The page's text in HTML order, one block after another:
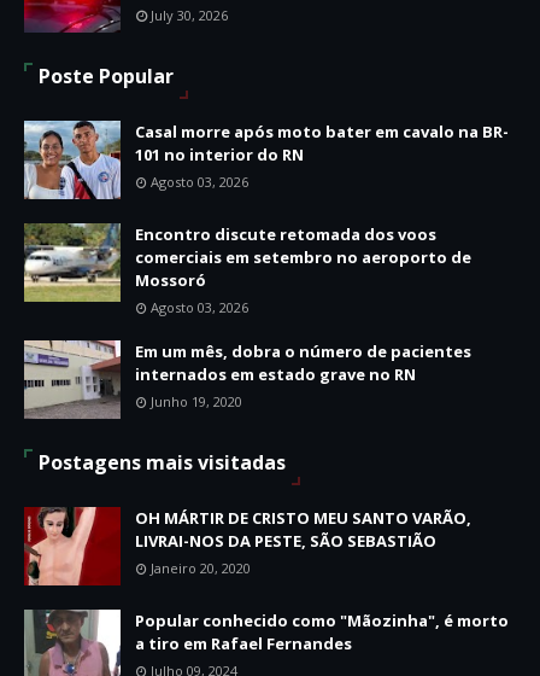
July 30, 2026
Poste Popular
Casal morre após moto bater em cavalo na BR-
101 no interior do RN
Agosto 03, 2026
Encontro discute retomada dos voos
comerciais em setembro no aeroporto de
Mossoró
Agosto 03, 2026
Em um mês, dobra o número de pacientes
internados em estado grave no RN
Junho 19, 2020
Postagens mais visitadas
OH MÁRTIR DE CRISTO MEU SANTO VARÃO,
LIVRAI-NOS DA PESTE, SÃO SEBASTIÃO
Janeiro 20, 2020
Popular conhecido como "Mãozinha", é morto
a tiro em Rafael Fernandes
Julho 09, 2024